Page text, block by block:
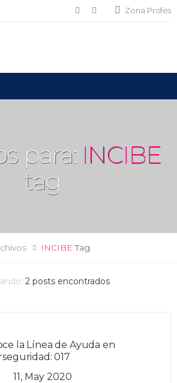
Zona Profes
menu
para: INCIBE
tag
INCIBE Tag
2 posts encontrados
la Línea de Ayuda en
017
11, May 2020